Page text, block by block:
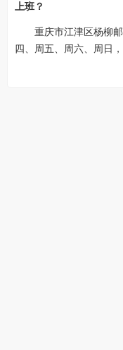
上班？
重庆市江津区杨柳
四、周五、周六、周日